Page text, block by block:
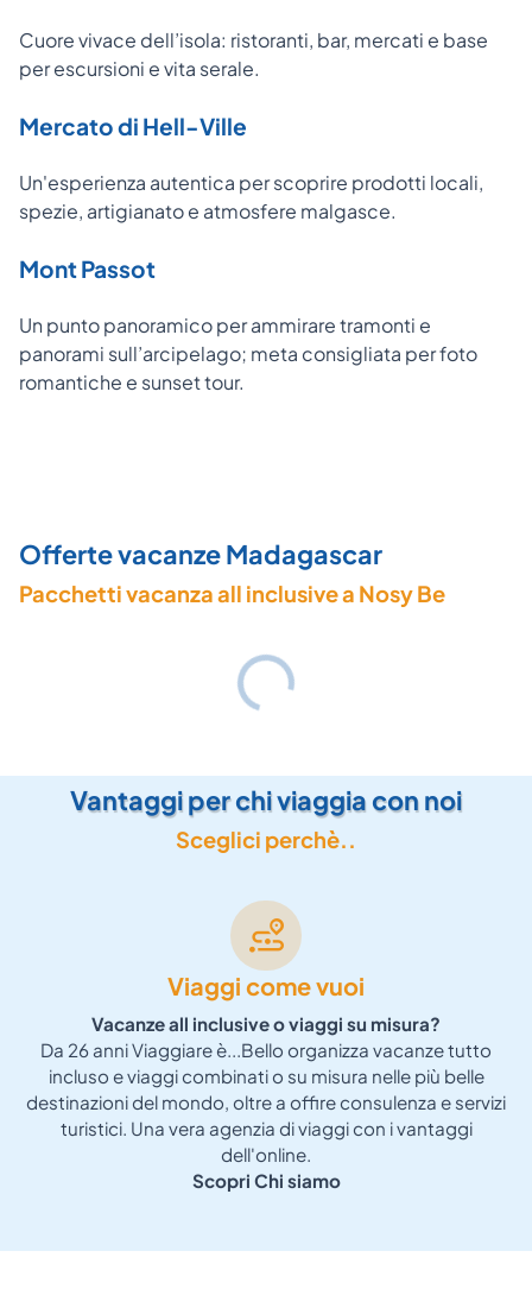
Cuore vivace dell’isola: ristoranti, bar, mercati e base
per escursioni e vita serale.
Mercato di Hell-Ville
Un'esperienza autentica per scoprire prodotti locali,
spezie, artigianato e atmosfere malgasce.
Mont Passot
Un punto panoramico per ammirare tramonti e
panorami sull’arcipelago; meta consigliata per foto
romantiche e sunset tour.
Offerte vacanze Madagascar
Pacchetti vacanza all inclusive a Nosy Be
Vantaggi per chi viaggia con noi
Sceglici perchè..
Viaggi come vuoi
Vacanze all inclusive o viaggi su misura?
Da 26 anni Viaggiare è...Bello organizza vacanze tutto
incluso e viaggi combinati o su misura nelle più belle
destinazioni del mondo, oltre a offire consulenza e servizi
turistici. Una vera agenzia di viaggi con i vantaggi
dell'online.
Scopri Chi siamo